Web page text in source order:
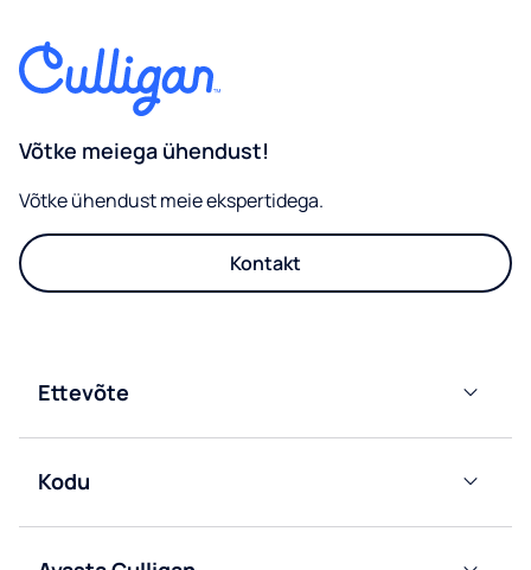
Võtke meiega ühendust!
Võtke ühendust meie ekspertidega.
Kontakt
Ettevõte
Võrku
filtrijaoturid
Pudelivee
Kodu
Pudelivee